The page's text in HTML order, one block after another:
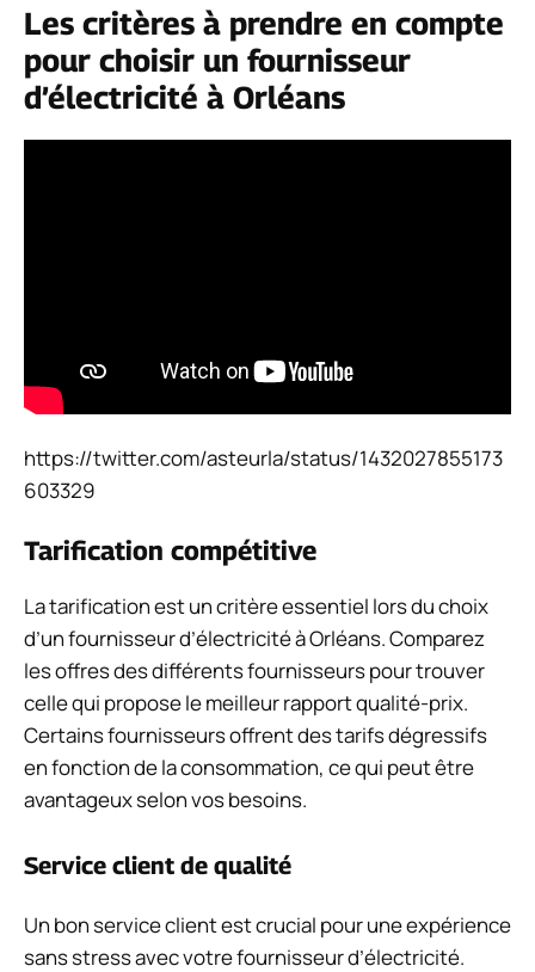
Les critères à prendre en compte
pour choisir un fournisseur
d’électricité à Orléans
https://twitter.com/asteurla/status/1432027855173
603329
Tarification compétitive
La tarification est un critère essentiel lors du choix
d’un fournisseur d’électricité à Orléans. Comparez
les offres des différents fournisseurs pour trouver
celle qui propose le meilleur rapport qualité-prix.
Certains fournisseurs offrent des tarifs dégressifs
en fonction de la consommation, ce qui peut être
avantageux selon vos besoins.
Service client de qualité
Un bon service client est crucial pour une expérience
sans stress avec votre fournisseur d’électricité.